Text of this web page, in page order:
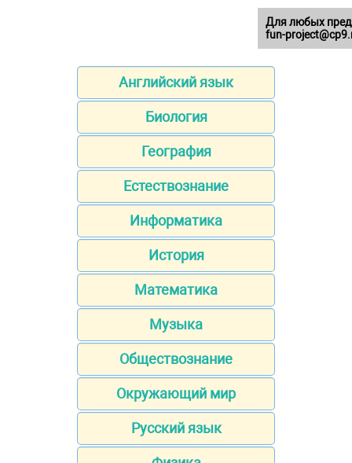
Английский язык
Биология
География
Естествознание
Информатика
История
Математика
Музыка
Обществознание
Окружающий мир
Русский язык
Для любых
fun-